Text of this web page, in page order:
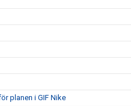
planen i GIF Nike